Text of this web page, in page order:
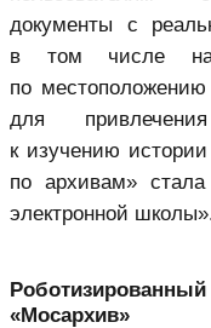
документы с
в том числе
по
для
к изучению
по архивам»
электронной
«Мосархив»